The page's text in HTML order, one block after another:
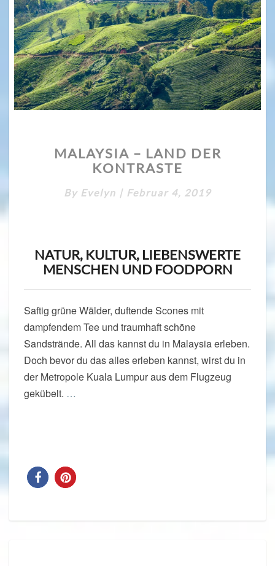
–
LAND
KONTRASTE
MALAYSIA – LAND DER
KONTRASTE
By Evelyn | Februar 4, 2019
NATUR, KULTUR, LIEBENSWERTE
MENSCHEN UND FOODPORN
Saftig grüne Wälder, duftende Scones mit
dampfendem Tee und traumhaft schöne
Sandstrände. All das kannst du in Malaysia erleben.
Doch bevor du das alles erleben kannst, wirst du in
der Metropole Kuala Lumpur aus dem Flugzeug
gekübelt. …